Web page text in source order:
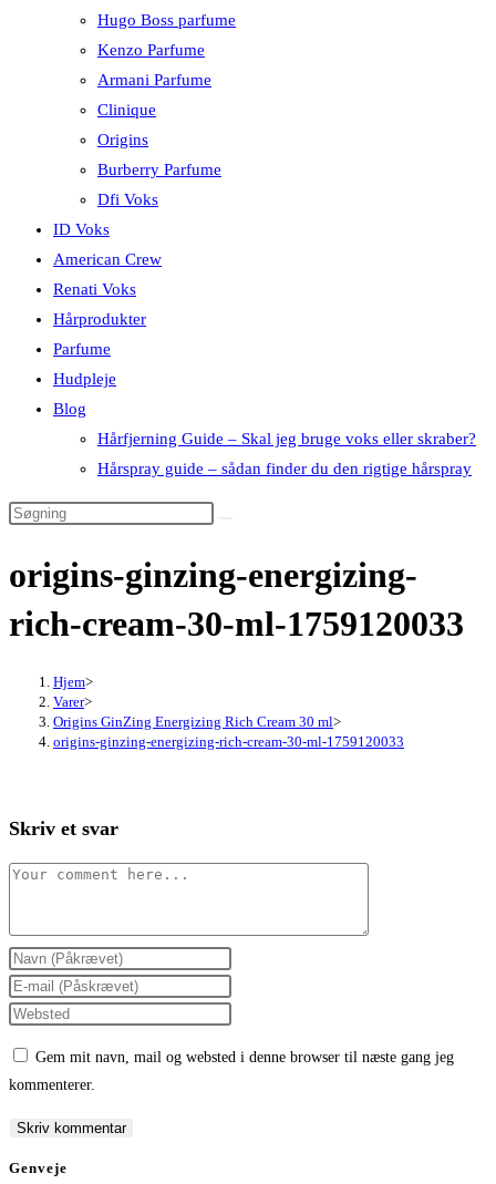
Hugo Boss parfume
Kenzo Parfume
Armani Parfume
Clinique
Origins
Burberry Parfume
Dfi Voks
ID Voks
American Crew
Renati Voks
Hårprodukter
Parfume
Hudpleje
Blog
Hårfjerning Guide – Skal jeg bruge voks eller skraber?
Hårspray guide – sådan finder du den rigtige hårspray
origins-ginzing-energizing-
rich-cream-30-ml-1759120033
Hjem>
Varer>
Origins GinZing Energizing Rich Cream 30 ml>
origins-ginzing-energizing-rich-cream-30-ml-1759120033
Skriv et svar
Comment
Enter
your
name
comment
Enter
your
comment
Enter
(optional)
Gem mit navn, mail og websted i denne browser til næste gang jeg
kommenterer.
Genveje